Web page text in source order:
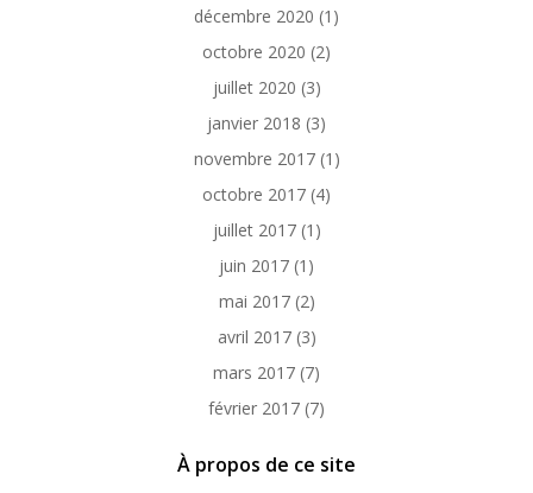
décembre 2020 (1)
octobre 2020 (2)
juillet 2020 (3)
janvier 2018 (3)
novembre 2017(1)
octobre 2017 (4)
juillet 2017(1)
juin 2017 (1)
mai 2017(2)
avril 2017(3)
mars 2017 (7)
février 2017 (7)
À propos de ce site